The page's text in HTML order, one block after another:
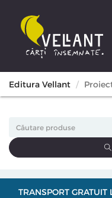
Editura Vellant
TRANSPORT